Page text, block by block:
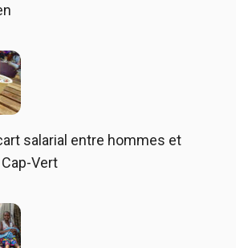
salarial entre hommes et
Vert